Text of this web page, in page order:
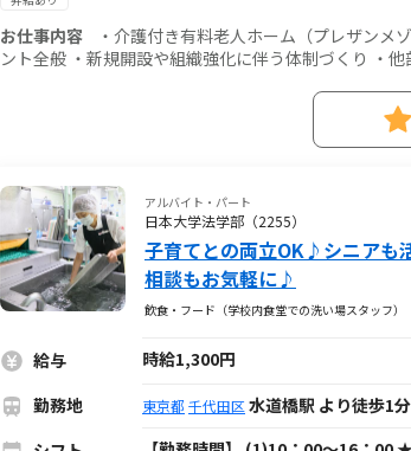
お仕事内容
・介護付き有料老人ホーム（プレザンメ
ント全般 ・新規開設や組織強化に伴う体制づくり ・
アルバイト・パート
日本大学法学部（2255）
子育てとの両立OK♪シニアも
相談もお気軽に♪
飲食・フード（学校内食堂での洗い場スタッフ）
給与
時給1,300円
勤務地
東京都 千代田区 水道橋駅 より徒歩1分